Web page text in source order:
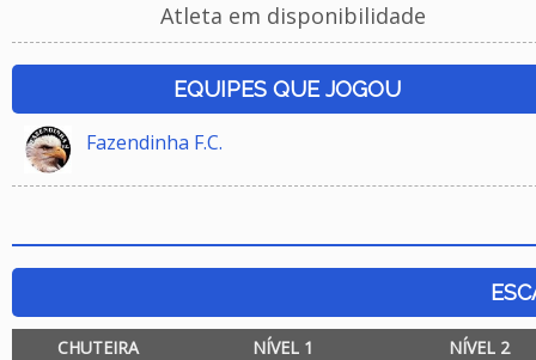
Atleta em disponibilidade
EQUIPES QUE JOGOU
Fazendinha F.C.
CHUTEIRA NÍVEL 1 NÍVEL 2